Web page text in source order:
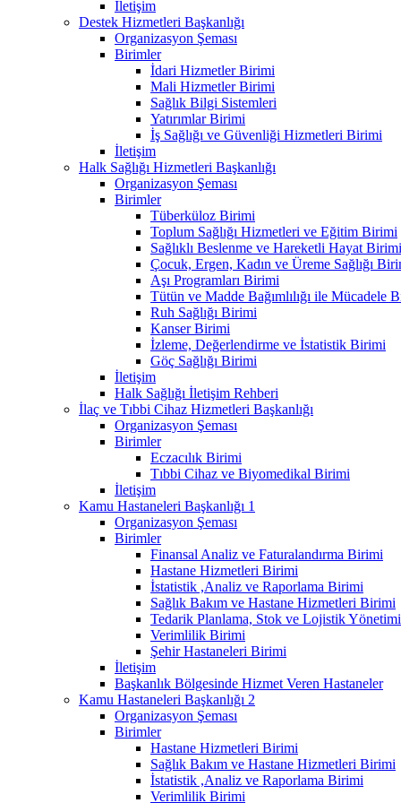
İletişim
Destek Hizmetleri Başkanlığı
Organizasyon Şeması
Birimler
İdari Hizmetler Birimi
Mali Hizmetler Birimi
Sağlık Bilgi Sistemleri
Yatırımlar Birimi
İş Sağlığı ve Güvenliği Hizmetleri Birimi
İletişim
Halk Sağlığı Hizmetleri Başkanlığı
Organizasyon Şeması
Birimler
Tüberküloz Birimi
Toplum Sağlığı Hizmetleri ve Eğitim Birimi
Sağlıklı Beslenme ve Hareketli Hayat Birimi
Çocuk, Ergen, Kadın ve Üreme Sağlığı
Aşı Programları Birimi
Tütün ve Madde Bağımlılığı ile Mücadele
Ruh Sağlığı Birimi
Kanser Birimi
İzleme, Değerlendirme ve İstatistik Birimi
Göç Sağlığı Birimi
İletişim
Halk Sağlığı İletişim Rehberi
İlaç ve Tıbbi Cihaz Hizmetleri Başkanlığı
Organizasyon Şeması
Birimler
Eczacılık Birimi
Tıbbi Cihaz ve Biyomedikal Birimi
İletişim
Kamu Hastaneleri Başkanlığı 1
Organizasyon Şeması
Birimler
Finansal Analiz ve Faturalandırma Birimi
Hastane Hizmetleri Birimi
İstatistik ,Analiz ve Raporlama Birimi
Sağlık Bakım ve Hastane Hizmetleri Birimi
Tedarik Planlama, Stok ve Lojistik
Verimlilik Birimi
Şehir Hastaneleri Birimi
İletişim
Başkanlık Bölgesinde Hizmet Veren Hastaneler
Kamu Hastaneleri Başkanlığı 2
Organizasyon Şeması
Birimler
Hastane Hizmetleri Birimi
Sağlık Bakım ve Hastane Hizmetleri Birimi
İstatistik ,Analiz ve Raporlama Birimi
Verimlilik Birimi